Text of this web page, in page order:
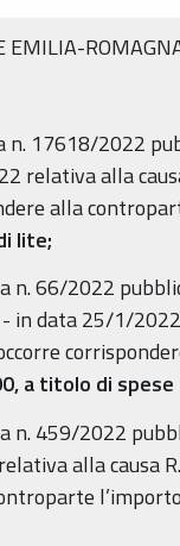
EMILIA-
n. 17618/2022
relativa alla
alla
lite;
66/2022
in data 25/1/
a titolo di
459/2022
alla causa